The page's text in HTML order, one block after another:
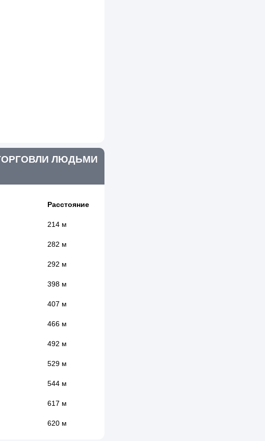
ЛЮДЬМИ
Расстояние
214 м
282 м
292 м
398 м
407 м
466 м
492 м
529 м
544 м
617 м
620 м